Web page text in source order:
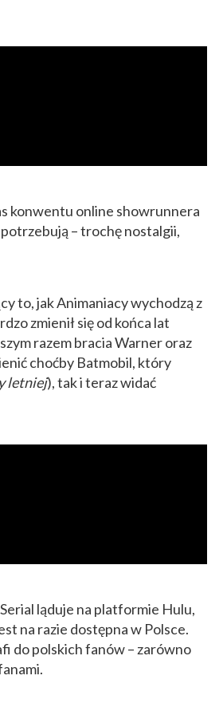
konwentu online showrunnera
– trochę nostalgii,
to, jak Animaniacy wychodzą z
zmienił się od końca lat
razem bracia Warner oraz
choćby Batmobil, który
letniej), tak i teraz widać
ląduje na platformie Hulu,
na razie dostępna w Polsce.
do polskich fanów – zarówno